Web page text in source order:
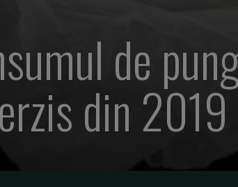
de
din 2019